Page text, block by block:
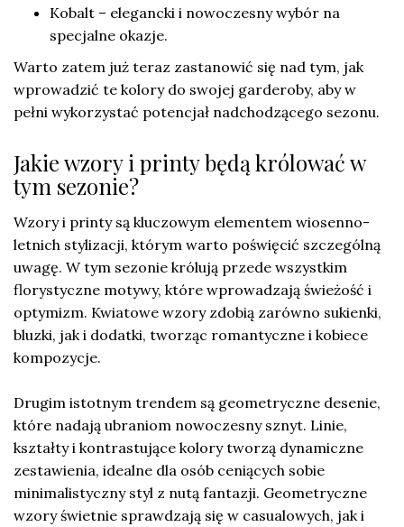
Kobalt – elegancki i nowoczesny wybór na
specjalne okazje.
Warto zatem już teraz zastanowić się nad tym, jak
wprowadzić te kolory do swojej garderoby, aby w
pełni wykorzystać potencjał nadchodzącego sezonu.
Jakie wzory i printy będą królować w
tym sezonie?
Wzory i printy są kluczowym elementem wiosenno-
letnich stylizacji, którym warto poświęcić szczególną
uwagę. W tym sezonie królują przede wszystkim
florystyczne motywy, które wprowadzają świeżość i
optymizm. Kwiatowe wzory zdobią zarówno sukienki,
bluzki, jak i dodatki, tworząc romantyczne i kobiece
kompozycje.
Drugim istotnym trendem są geometryczne desenie,
które nadają ubraniom nowoczesny sznyt. Linie,
kształty i kontrastujące kolory tworzą dynamiczne
zestawienia, idealne dla osób ceniących sobie
minimalistyczny styl z nutą fantazji. Geometryczne
wzory świetnie sprawdzają się w casualowych, jak i